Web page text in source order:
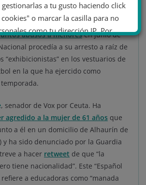
, candidato de Vox a la Alcaldía en
(Toledo) ha sido detenido
abusos a menoresen junio de
procedía a su arresto a raíz de
“exhibicionistas” en los vestuarios de
en la que ha ejercido como
, senador de Vox por Ceuta. Ha
agredido a la mujer de 61 años que
a él en un domicilio de Alhaurín de
y ha sido denunciado por la Guardia
a hacer retweet de que “la
tiene nacionalidad”. Este “Español
a educadoras como “manada
a tu gusto haciendo click
o marcar la casilla para no
como tu dirección IP. Por
nuestra Política de cookies.
personal
Aceptar cookies
cookies Política de cookies